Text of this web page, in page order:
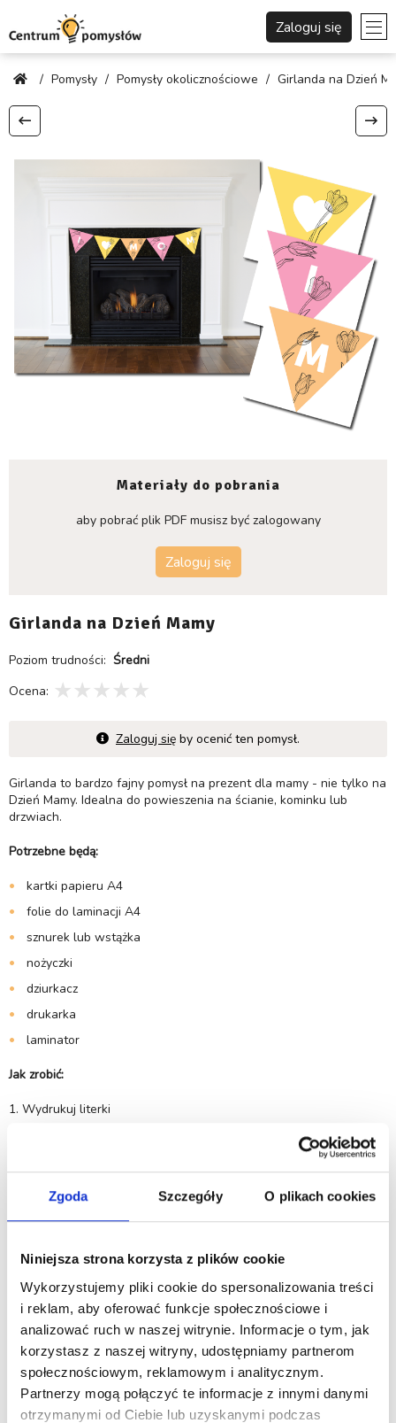
Zgoda Szczegóły O plikach cookies
Niniejsza strona korzysta z plików cookie
Wykorzystujemy pliki cookie do spersonalizowania treści
i reklam, aby oferować funkcje społecznościowe i
analizować ruch w naszej witrynie. Informacje o tym, jak
korzystasz z naszej witryny, udostępniamy partnerom
społecznościowym, reklamowym i analitycznym.
Partnerzy mogą połączyć te informacje z innymi danymi
otrzymanymi od Ciebie lub uzyskanymi podczas
Zaloguj się
/ Pomysły / Pomysły okolicznościowe / Girlanda na Dzień
Materiały do pobrania
aby pobrać plik PDF musisz być zalogowany
Zaloguj się
Girlanda na Dzień Mamy
Poziom trudności: Średni
Ocena:
Zaloguj się by ocenić ten pomysł.
Girlanda to bardzo fajny pomysł na prezent dla mamy - nie tylko na
Dzień Mamy. Idealna do powieszenia na ścianie, kominku lub
drzwiach.
Potrzebne będą:
kartki papieru A4
folie do laminacji A4
sznurek lub wstążka
nożyczki
dziurkacz
drukarka
laminator
Jak zrobić:
1. Wydrukuj literki
mama dzień mamy
Komentarze